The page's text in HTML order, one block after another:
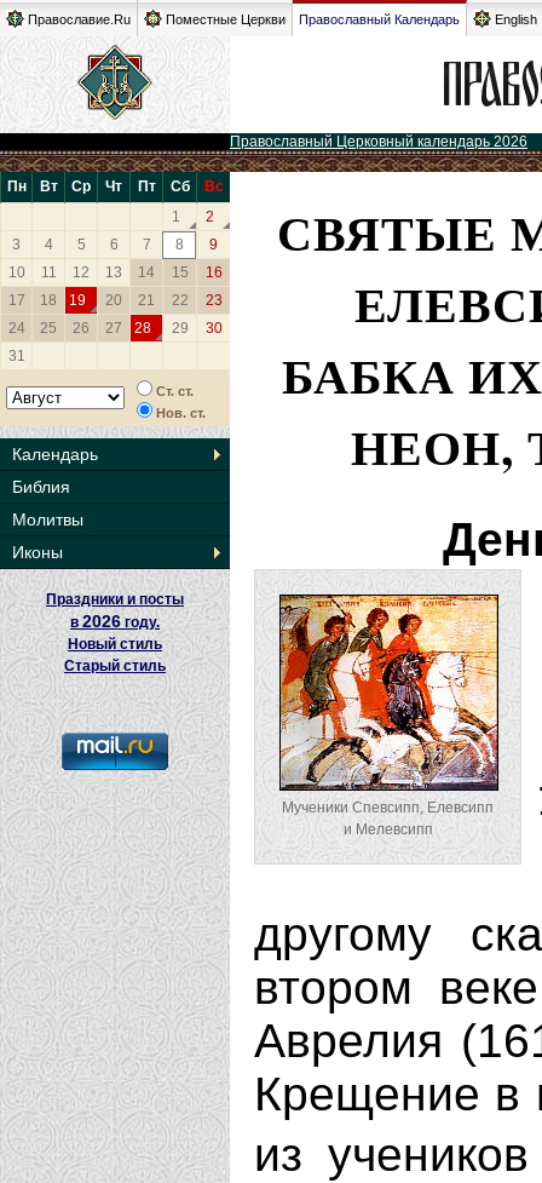
Православие.Ru Поместные Церкви Православный Календарь English
Православный Церковный календарь 2026
Пн Вт Ср Чт Пт Сб
Вс
1
2
3
4 5 6 7 8
9
10
11 12 13 14 15
16
17
18 19 20 21 22
23
24
25 26 27 28 29
30
31
Ст. ст.
Нов. ст.
Календарь
Библия
Молитвы
Иконы
Праздники и посты
в 2026 году.
Новый стиль
Старый стиль
СВЯТЫЕ
БАБКА
НЕОН,
Мученики Спевсипп, Елевсипп
и Мелевсипп
другому
втором
Аврелия
Крещение в
из